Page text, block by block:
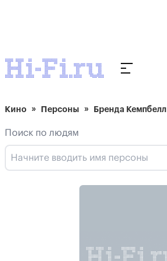
Кино Персоны Бренда Кемпбелл
Поиск по людям